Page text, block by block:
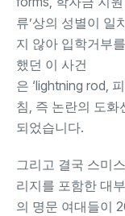
류’상의 성별이 일
지 않아 입학거부
했던 이 사건
은 ‘lightning rod,
침, 즉 논란의 도화
되었습니다.
그리고 결국 스미
리지를 포함한 대
의 명문 여대들이